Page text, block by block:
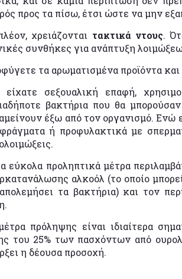
προς τα πίσω, έτσι ώστε να μην
χρειάζονται τακτικά ντους.
συνθήκες για ανάπτυξη
τα αρωματισμένα προϊόντα
είχατε σεξουαλική επαφή,
βακτήρια που θα
έξω από τον οργανισμό. Ενώ
ή προφυλακτικά με
εύκολα προληπτικά μέτρα
αλκοόλ (το οποίο
τα βακτήρια) και τον
πρόληψης είναι ιδιαίτερα
του 25% των πασχόντων από
η δέουσα προσοχή.